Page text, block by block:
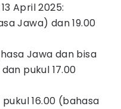
April 2025:
Jawa) dan 19.00
Jawa dan bisa
pukul 17.00
16.00 (bahasa